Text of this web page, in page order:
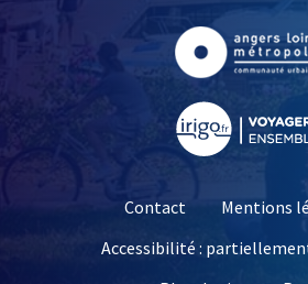
Contact
Mentions
Accessibilité :